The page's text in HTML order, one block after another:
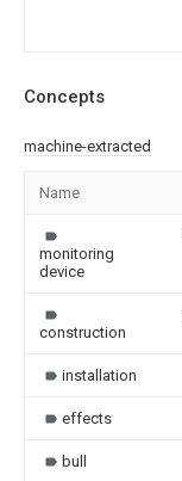
Concepts
machine-extracted
Name
monitoring
device
construction
installation
effects
bull